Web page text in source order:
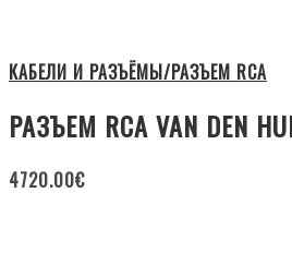
КАБЕЛИ И РАЗЪЁМЫ/РАЗЪЕМ RCA
РАЗЪЕМ RCA VAN DEN
4720.00€